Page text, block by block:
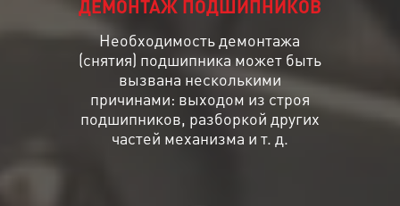
ДЕМОНТАЖ ПОДШИПНИКОВ
Необходимость демонтажа
(снятия) подшипника может быть
вызвана несколькими
причинами: выходом из строя
подшипников, разборкой других
частей механизма и т. д.